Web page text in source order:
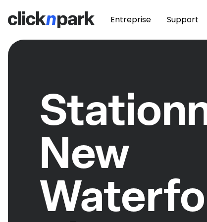
Entreprise Support
New